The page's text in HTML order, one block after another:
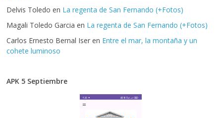
Delvis Toledo en La regenta de San Fernando (+Fotos)
Magali Toledo Garcia en La regenta de San Fernando (+Fotos)
Carlos Ernesto Bernal Iser en Entre el mar, la montaña y un
cohete luminoso
APK 5 Septiembre